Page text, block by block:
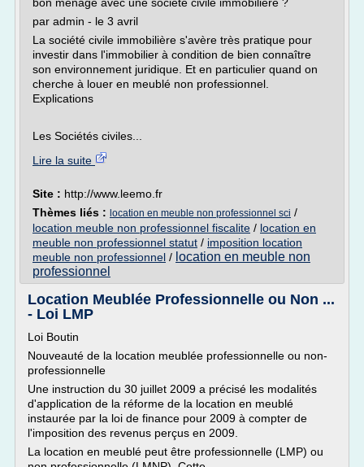
par admin - le 3 avril
La société civile immobilière s'avère très pratique pour
investir dans l'immobilier à condition de bien connaître
son environnement juridique. Et en particulier quand on
cherche à louer en meublé non professionnel.
Explications
Les Sociétés civiles...
Lire la suite
Site : http://www.leemo.fr
Thèmes liés : location en meuble non professionnel sci /
location meuble non professionnel fiscalite / location en
meuble non professionnel statut / imposition location
meuble non professionnel / location en meuble non
professionnel
Location Meublée Professionnelle ou Non ...
- Loi LMP
Loi Boutin
Nouveauté de la location meublée professionnelle ou non-
professionnelle
Une instruction du 30 juillet 2009 a précisé les modalités
d'application de la réforme de la location en meublé
instaurée par la loi de finance pour 2009 à compter de
l'imposition des revenus perçus en 2009.
La location en meublé peut être professionnelle (LMP) ou